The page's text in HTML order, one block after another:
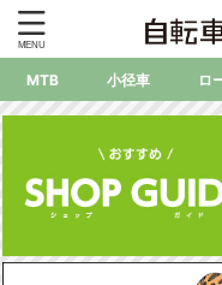
MTB 小径車 ロ